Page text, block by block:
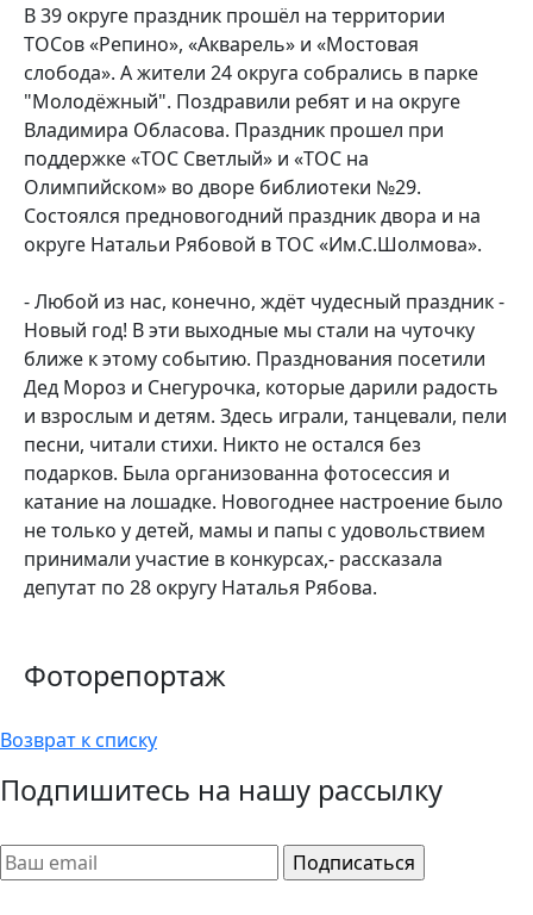
В 39 округе праздник прошёл на территории
ТОСов «Репино», «Акварель» и «Мостовая
слобода». А жители 24 округа собрались в парке
"Молодёжный". Поздравили ребят и на округе
Владимира Обласова. Праздник прошел при
поддержке «ТОС Светлый» и «ТОС на
Олимпийском» во дворе библиотеки №29.
Состоялся предновогодний праздник двора и на
округе Натальи Рябовой в ТОС «Им.С.Шолмова».
- Любой из нас, конечно, ждёт чудесный праздник -
Новый год! В эти выходные мы стали на чуточку
ближе к этому событию. Празднования посетили
Дед Мороз и Снегурочка, которые дарили радость
и взрослым и детям. Здесь играли, танцевали, пели
песни, читали стихи. Никто не остался без
подарков. Была организованна фотосессия и
катание на лошадке. Новогоднее настроение было
не только у детей, мамы и папы с удовольствием
принимали участие в конкурсах,- рассказала
депутат по 28 округу Наталья Рябова.
Фоторепортаж
Возврат к списку
Подпишитесь на нашу рассылку